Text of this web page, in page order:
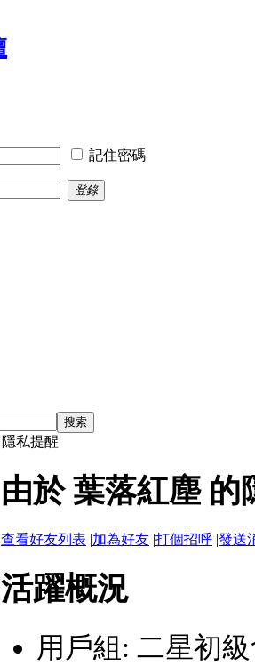
記住密碼
登錄
搜索
隱私提醒
由於 葉落紅塵
查看好友列表 |加為好友 |打個招呼 |發送
活躍概況
用戶組: 二星初